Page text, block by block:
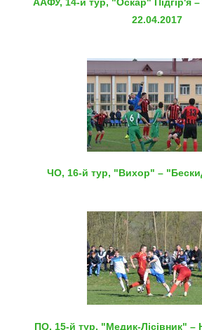
22.04.2017
ЧО, 16-й тур, "Вихор" –
ПО, 15-й тур, "Медик-Лісівник"